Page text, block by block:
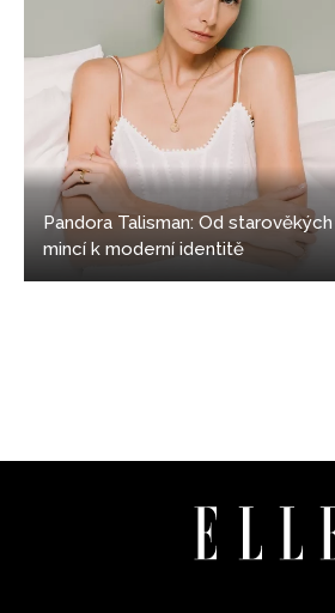
podmínkami společnosti
- BurdaMedia
Vašimi údaji pracovat zejména k
Pandora Talisman: Od starověkých
mincí k moderní identitě